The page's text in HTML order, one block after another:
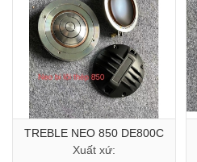
TREBLE NEO 850 DE800C
Xuất xứ: